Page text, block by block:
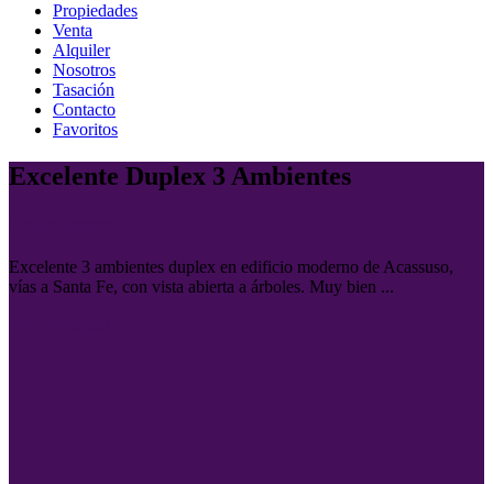
Propiedades
Venta
Alquiler
Nosotros
Tasación
Contacto
Favoritos
Excelente Duplex 3 Ambientes
Excelente 3 ambientes duplex en edificio moderno de Acassuso,
vías a Santa Fe, con vista abierta a árboles. Muy bien ...